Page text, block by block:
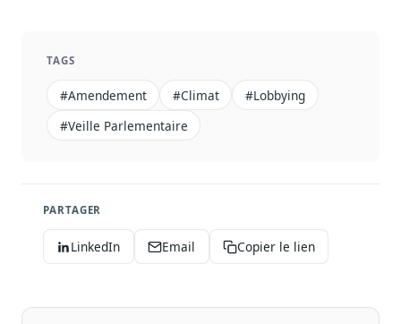
TAGS
#amendement #climat
#lobbying
#veille Parlementaire
PARTAGER
LinkedIn Email Copier le lien